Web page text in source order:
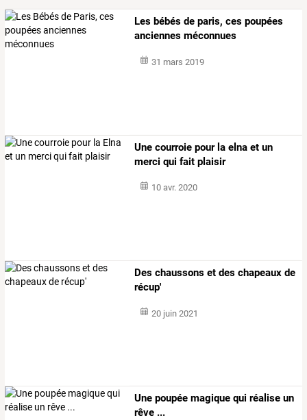
Les bébés de paris, ces poupées
anciennes méconnues
31 mars 2019
Une courroie pour la elna et un
merci qui fait plaisir
10 avr. 2020
Des chaussons et des chapeaux de
récup'
20 juin 2021
Une poupée magique qui réalise un
rêve ...